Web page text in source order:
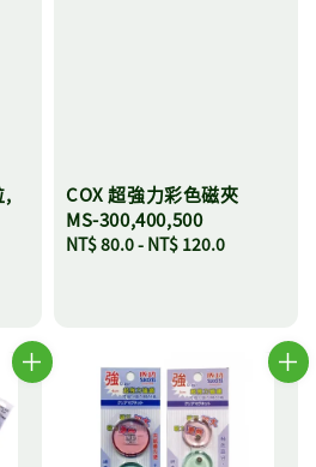
,
COX 超強力彩色磁夾
MS-300,400,500
Regular
NT$ 80.0- NT$ 120.0